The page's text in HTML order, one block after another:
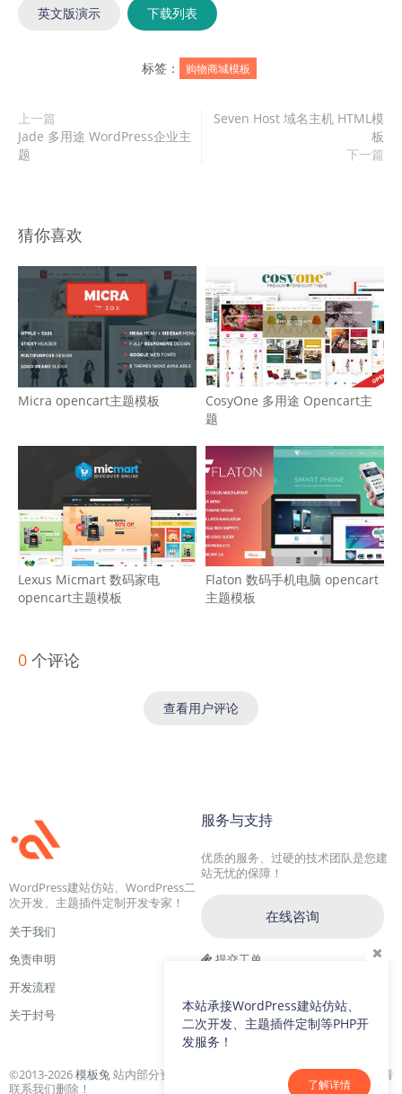
英文版演示 下载列表
标签： 购物商城模板
上一篇
Jade 多用途 WordPress企业主
题
Seven Host 域名主机 HTML模
板
下一篇
猜你喜欢
Micra opencart主题模板
CosyOne 多用途 Opencart主
题
Lexus Micmart 数码家电
opencart主题模板
Flaton 数码手机电脑 opencart
主题模板
0 个评论
查看用户评论
WordPress建站仿站、WordPress二
次开发、主题插件定制开发专家！
关于我们
免责申明
开发流程
关于封号
服务与支持
优质的服务、过硬的技术团队是您建
站无忧的保障！
在线咨询
提交工单
交流二群：64786792
©2013-2026模板兔 站内部分资源收集于网络，若侵犯了您的合法权益，请
联系我们删除！
本站承接WordPress建站仿站、
二次开发、主题插件定制等PHP开
发服务！
了解详情